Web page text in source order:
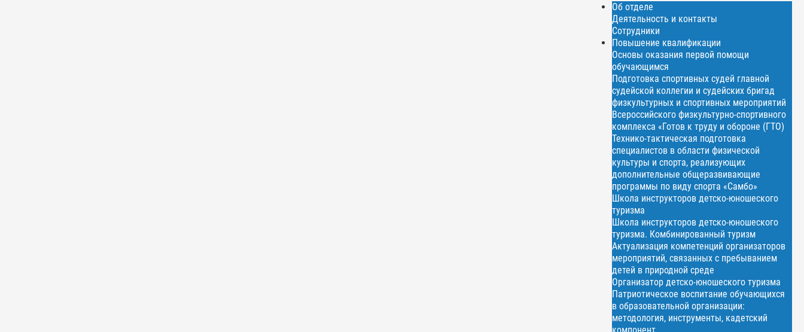
Об отделе
Деятельность и контакты
Сотрудники
Повышение квалификации
Основы оказания первой помощи
обучающимся
Подготовка спортивных судей главной
судейской коллегии и судейских бригад
физкультурных и спортивных мероприятий
Всероссийского физкультурно-спортивного
комплекса «Готов к труду и обороне (ГТО)
Технико-тактическая подготовка
специалистов в области физической
культуры и спорта, реализующих
дополнительные общеразвивающие
программы по виду спорта «Самбо»
Школа инструкторов детско-юношеского
туризма
Школа инструкторов детско-юношеского
туризма. Комбинированный туризм
Актуализация компетенций организаторов
мероприятий, связанных с пребыванием
детей в природной среде
Организатор детско-юношеского туризма
Патриотическое воспитание обучающихся
в образовательной организации:
методология, инструменты, кадетский
компонент